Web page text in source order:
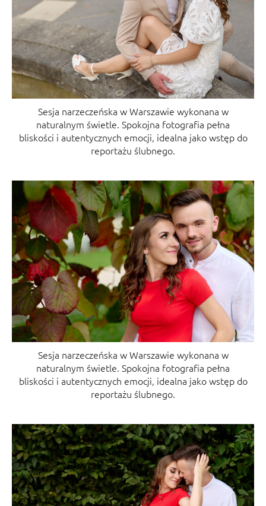
Sesja narzeczeńska w Warszawie wykonana w
naturalnym świetle. Spokojna fotografia pełna
bliskości i autentycznych emocji, idealna jako wstęp do
reportażu ślubnego.
Sesja narzeczeńska w Warszawie wykonana w
naturalnym świetle. Spokojna fotografia pełna
bliskości i autentycznych emocji, idealna jako wstęp do
reportażu ślubnego.